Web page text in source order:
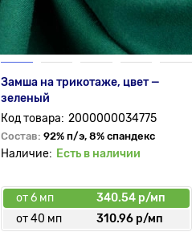
Замша на трикотаже, цвет —
зеленый
2000000034775
Состав: 92% п/э, 8% спандекс
Есть в наличии
от 6 мп
340.54 р/мп
от 40 мп
310.96 р/мп